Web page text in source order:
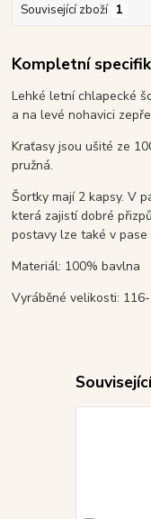
Související zboží 1
Kompletní
Lehké letní chlapecké
a na levé nohavici
Kraťasy jsou ušité ze
pružná.
Šortky mají 2 kapsy. V
která zajistí dobré
postavy lze také v
Materiál: 100% bavlna
Vyráběné velikosti: